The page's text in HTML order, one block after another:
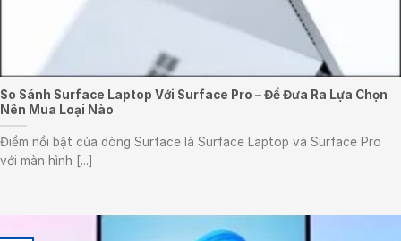
So Sánh Surface Laptop Với Surface Pro – Để Đưa Ra Lựa Chọn
Nên Mua Loại Nào
Điểm nổi bật của dòng Surface là Surface Laptop và Surface Pro
với màn hình [...]